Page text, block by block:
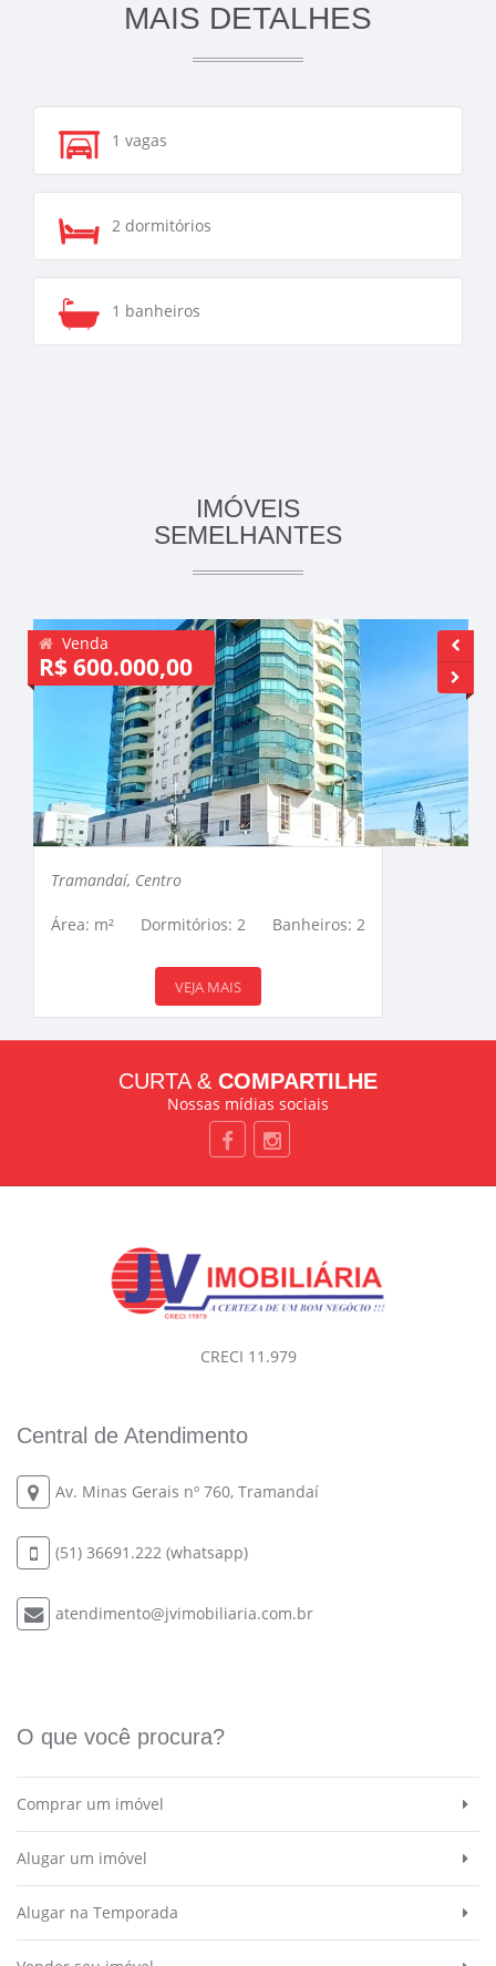
MAIS DETALHES
1 vagas
2 dormitórios
1 banheiros
IMÓVEIS
SEMELHANTES
Venda
R$ 600.000,00
Tramandaí, Centro
Área: m² Dormitórios: 2 Banheiros: 2
VEJA MAIS
CURTA & COMPARTILHE
Nossas mídias sociais
CRECI 11.979
Central de Atendimento
Av. Minas Gerais nº 760, Tramandaí
(51) 36691.222 (whatsapp)
atendimento@jvimobiliaria.com.br
O que você procura?
Comprar um imóvel
Alugar um imóvel
Alugar na Temporada